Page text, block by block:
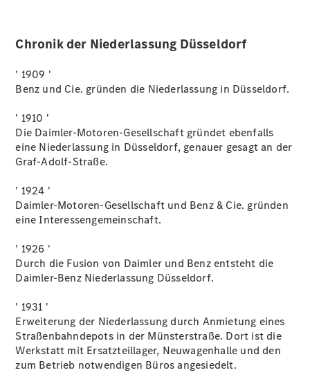
GLB
elektrisch
elektrisch
GLC SUV
GLC Coupé
GLS
Mercedes-
G-Klasse
T-Modelle
Chronik der Niederlassung Düsseldorf
' 1909 '
Benz und Cie. gründen die Niederlassung in Düsseldorf.
' 1910 '
Die Daimler-Motoren-Gesellschaft gründet ebenfalls
eine Niederlassung in Düsseldorf, genauer gesagt an der
Graf-Adolf-Straße.
' 1924 '
Daimler-Motoren-Gesellschaft und Benz & Cie. gründen
eine Interessengemeinschaft.
' 1926 '
Durch die Fusion von Daimler und Benz entsteht die
Daimler-Benz Niederlassung Düsseldorf.
' 1931 '
Erweiterung der Niederlassung durch Anmietung eines
Straßenbahndepots in der Münsterstraße. Dort ist die
Werkstatt mit Ersatzteillager, Neuwagenhalle und den
zum Betrieb notwendigen Büros angesiedelt.